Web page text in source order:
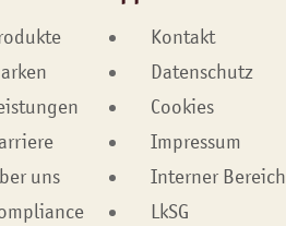
Kontakt
Datenschutz
Cookies
Impressum
uns
Interner Bereich
LkSG